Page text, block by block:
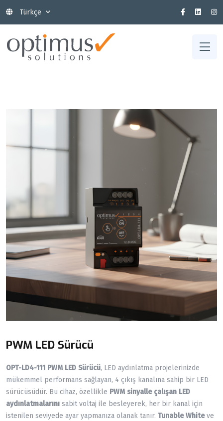
Türkçe
PWM LED Sürücü
OPT-LD4-111 PWM LED Sürücü, LED aydınlatma projelerinizde
mükemmel performans sağlayan, 4 çıkış kanalına sahip bir LED
sürücüsüdür. Bu cihaz, özellikle PWM sinyalle çalışan LED
aydınlatmalarını sabit voltaj ile besleyerek, her bir kanal için
istenilen seviyede ayar yapmanıza olanak tanır. Tunable Whiteve